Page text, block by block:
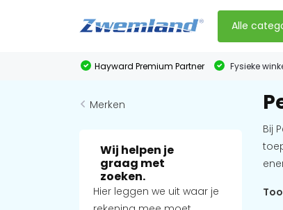
Alle
Hayward Premium Partner Fysieke
Merken
Wij helpen je
graag met
zoeken.
Hier leggen we uit waar je
Bij